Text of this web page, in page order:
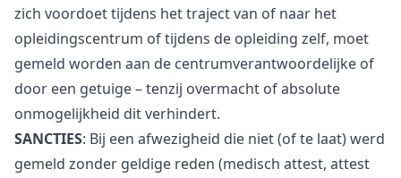
zich voordoet tijdens het traject van of naar het
opleidingscentrum of tijdens de opleiding zelf, moet
gemeld worden aan de centrumverantwoordelijke of
door een getuige – tenzij overmacht of absolute
onmogelijkheid dit verhindert.
SANCTIES: Bij een afwezigheid die niet (of te laat) werd
gemeld zonder geldige reden (medisch attest, attest